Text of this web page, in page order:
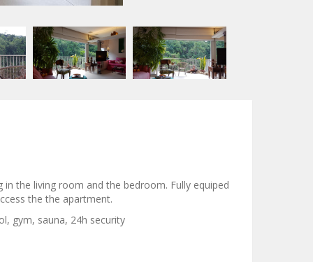
in the living room and the bedroom. Fully equiped
the the apartment.
gym, sauna, 24h security